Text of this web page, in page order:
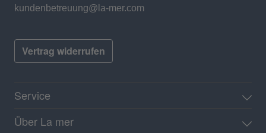
kundenbetreuung@la-mer.com
Vertrag widerrufen
Service
Über La mer